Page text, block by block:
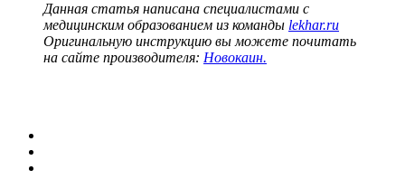
Данная статья написана специалистами с
медицинским образованием из команды lekhar.ru
Оригинальную инструкцию вы можете почитать
на сайте производителя: Новокаин.